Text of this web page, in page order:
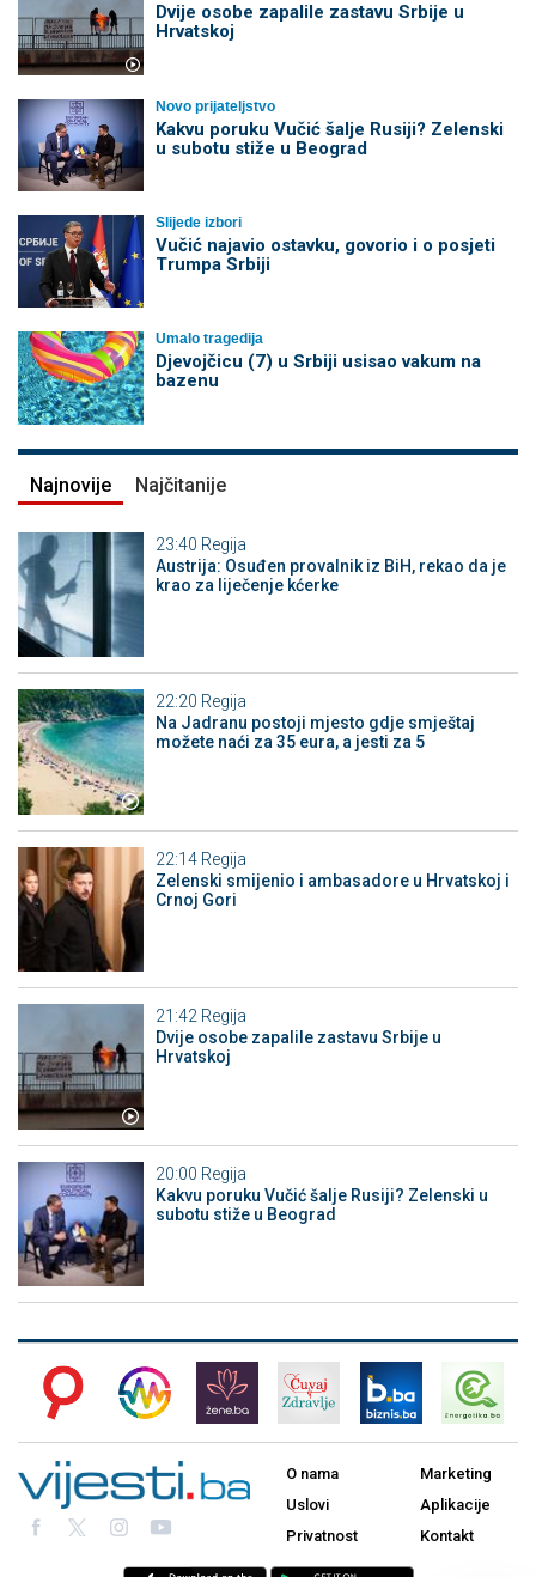
Dvije osobe zapalile zastavu Srbije u
Hrvatskoj
Novo prijateljstvo
Kakvu poruku Vučić šalje Rusiji? Zelenski
u subotu stiže u Beograd
Slijede izbori
Vučić najavio ostavku, govorio i o posjeti
Trumpa Srbiji
Umalo tragedija
Djevojčicu (7) u Srbiji usisao vakum na
bazenu
Najnovije Najčitanije
23:40 Regija
Austrija: Osuđen provalnik iz BiH, rekao da je
krao za liječenje kćerke
22:20 Regija
Na Jadranu postoji mjesto gdje smještaj
možete naći za 35 eura, a jesti za 5
22:14 Regija
Zelenski smijenio i ambasadore u Hrvatskoj i
Crnoj Gori
21:42 Regija
Dvije osobe zapalile zastavu Srbije u
Hrvatskoj
20:00 Regija
Kakvu poruku Vučić šalje Rusiji? Zelenski u
subotu stiže u Beograd
O nama
Uslovi
Privatnost
Marketing
Aplikacije
Kontakt